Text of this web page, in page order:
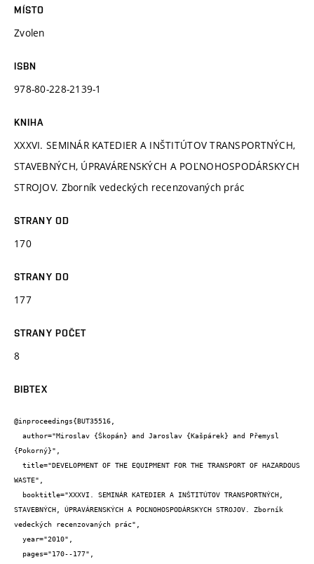
MÍSTO
Zvolen
ISBN
978-80-228-2139-1
KNIHA
XXXVI. SEMINÁR KATEDIER A INŠTITÚTOV TRANSPORTNÝCH,
STAVEBNÝCH, ÚPRAVÁRENSKÝCH A POĽNOHOSPODÁRSKYCH
STROJOV. Zborník vedeckých recenzovaných prác
STRANY OD
170
STRANY DO
177
STRANY POČET
8
BIBTEX
@inproceedings{BUT35516,
{Pokorný}",
WASTE",
STAVEBNÝCH, ÚPRAVÁRENSKÝCH A POĽNOHOSPODÁRSKYCH STROJOV. Zborník
vedeckých recenzovaných prác",